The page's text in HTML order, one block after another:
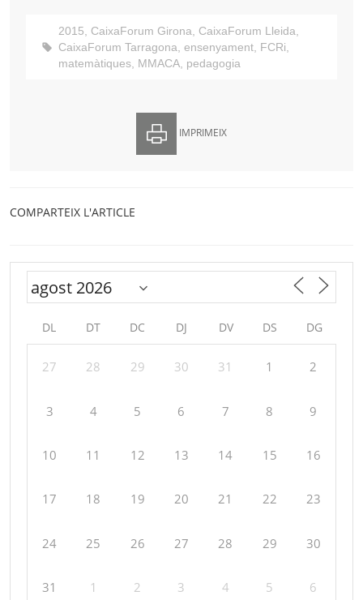
2015, CaixaForum Girona, CaixaForum Lleida,
CaixaForum Tarragona, ensenyament, FCRi,
matemàtiques, MMACA, pedagogia
IMPRIMEIX
COMPARTEIX L'ARTICLE
DL DT DC DJ DV DS DG
27 28 29 30 31 1 2
3 4 5 6 7 8 9
10 11 12 13 14 15 16
17 18 19 20 21 22 23
24 25 26 27 28 29 30
31 1 2 3 4 5 6